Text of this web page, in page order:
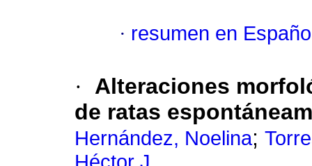
· resumen en
·
Alteraciones
de ratas
Hernández, Noelina;